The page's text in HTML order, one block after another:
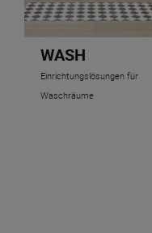
WASH
Einrichtungslösungen für
Waschräume